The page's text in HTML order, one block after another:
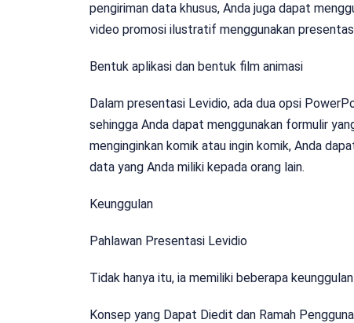
pengiriman data khusus, Anda juga dapat
video promosi ilustratif menggunakan
Bentuk aplikasi dan bentuk film animasi
Dalam presentasi Levidio, ada dua opsi
sehingga Anda dapat menggunakan formulir
menginginkan komik atau ingin komik, Anda
data yang Anda miliki kepada orang lain.
Keunggulan
Pahlawan Presentasi Levidio
Tidak hanya itu, ia memiliki beberapa
Konsep yang Dapat Diedit dan Ramah